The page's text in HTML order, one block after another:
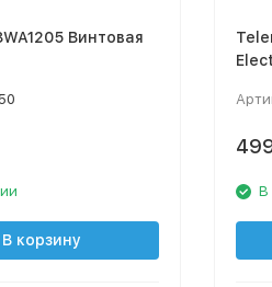
Винтовая
В корзину
В